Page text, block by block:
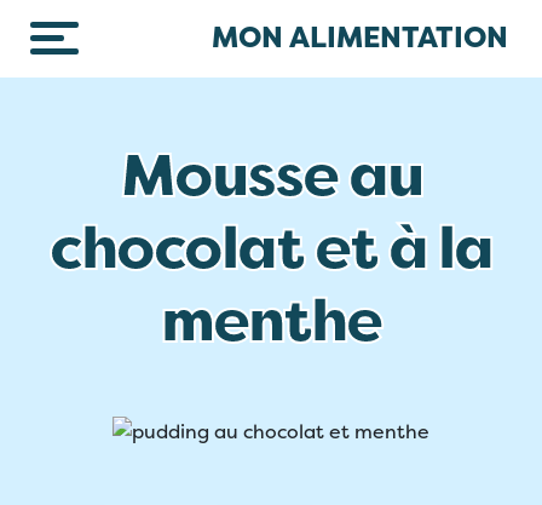
MON ALIMENTATION
Mousse au
chocolat et à la
menthe